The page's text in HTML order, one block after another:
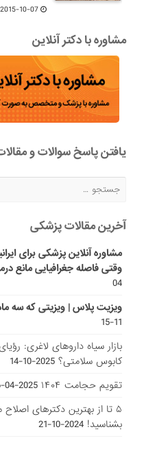
2015-10-07
مشاوره با دکتر آنلاین
یافتن پاسخ سوالات و
آخرین مقالات پزشکی
مشاوره آنلاین پزشکی برای
وقتی فاصله جغرافیایی مانع
04
ویزیت پلاس | ویزیتی که سه
11-15
بازار سیاه داروهای لاغری:
کابوس سلامتی؟ 2025-10-14
تقویم حجامت ۱۴۰۴
2025-04-26
۵ تا از بهترین دکتر‌های
بشناسید! 2024-10-21